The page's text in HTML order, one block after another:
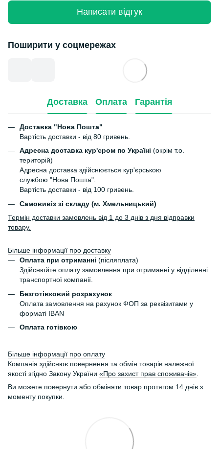
Написати відгук
Поширити у соцмережах
Доставка Оплата Гарантія
Доставка "Нова Пошта"
Вартість доставки - від 80 гривень.
Адресна доставка кур'єром по Україні (окрім т.о.
територій)
Адресна доставка здійснюється кур'єрською
службою "Нова Пошта".
Вартість доставки - від 100 гривень.
Самовивіз зі складу (м. Хмельницький)
Термін доставки замовлень від 1 до 3 днів з дня відправки
товару.
Більше інформації про доставку
Оплата при отриманні (післяплата)
Здійснюйте оплату замовлення при отриманні у відділенні
транспортної компанії.
Безготівковий розрахунок
Оплата замовлення на рахунок ФОП за реквізитами у
форматі IBAN
Оплата готівкою
Більше інформації про оплату
Компанія здійснює повернення та обмін товарів належної
якості згідно Закону України «Про захист прав споживачів».
Ви можете повернути або обміняти товар протягом 14 днів з
моменту покупки.